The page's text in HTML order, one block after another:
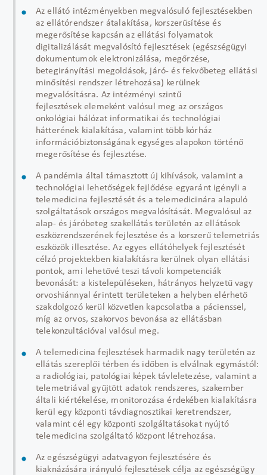
Az ellátó intézményekben megvalósuló fejlesztésekben
az ellátórendszer átalakítása, korszerűsítése és
megerősítése kapcsán az ellátási folyamatok
digitalizálását megvalósító fejlesztések (egészségügyi
dokumentumok elektronizálása, megőrzése,
betegirányítási megoldások, járó- és fekvőbeteg ellátási
minősítési rendszer létrehozása) kerülnek
megvalósításra. Az intézményi szintű
fejlesztések elemeként valósul meg az országos
onkológiai hálózat informatikai és technológiai
hátterének kialakítása, valamint több kórház
információbiztonságának egységes alapokon történő
megerősítése és fejlesztése.
A pandémia által támasztott új kihívások, valamint a
technológiai lehetőségek fejlődése egyaránt igényli a
telemedicina fejlesztését és a telemedicinára alapuló
szolgáltatások országos megvalósítását. Megvalósul az
alap- és járóbeteg szakellátás területén az ellátások
eszközrendszerének fejlesztése és a korszerű telemetriás
eszközök illesztése. Az egyes ellátóhelyek fejlesztését
célzó projektekben kialakításra kerülnek olyan ellátási
pontok, ami lehetővé teszi távoli kompetenciák
bevonását: a kistelepüléseken, hátrányos helyzetű vagy
orvoshiánnyal érintett területeken a helyben elérhető
szakdolgozó kerül közvetlen kapcsolatba a pácienssel,
míg az orvos, szakorvos bevonása az ellátásban
telekonzultációval valósul meg.
A telemedicina fejlesztések harmadik nagy területén az
ellátás szereplői térben és időben is elválnak egymástól:
a radiológiai, patológiai képek távleletezése, valamint a
telemetriával gyűjtött adatok rendszeres, szakember
általi kiértékelése, monitorozása érdekében kialakításra
kerül egy központi távdiagnosztikai keretrendszer,
valamint cél egy központi szolgáltatásokat nyújtó
telemedicina szolgáltató központ létrehozása.
Az egészségügyi adatvagyon fejlesztésére és
kiaknázására irányuló fejlesztések célja az egészségügy